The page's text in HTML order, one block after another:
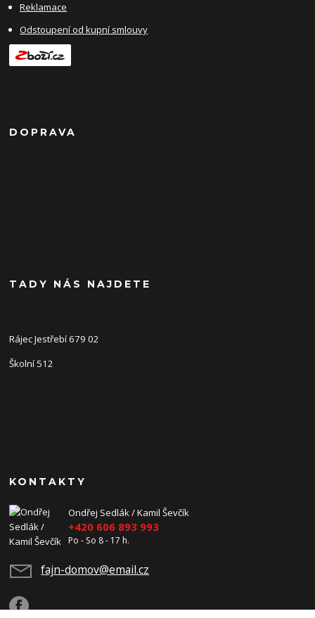
Reklamace
Odstoupení od kupní smlouvy
DOPRAVA
TADY NÁS NAJDETE
Rájec Jestřebí 679 02
Školní 512
KONTAKTY
Ondřej Sedlák / Kamil Ševčík
+420 606 893 993
Po - So 8 - 17 h.
fajn-domov@email.cz